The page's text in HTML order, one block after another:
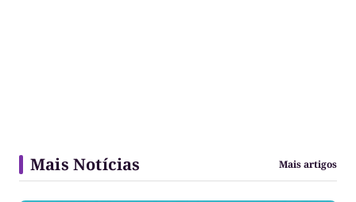
Mais Notícias Mais artigos